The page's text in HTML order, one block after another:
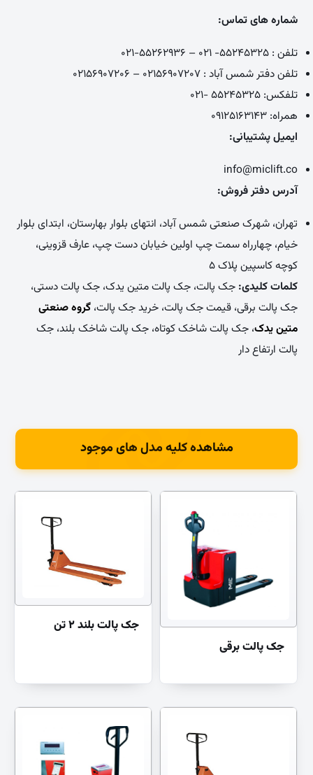
شماره های تماس:
تلفن : ۵۵۲۴۵۳۲۵- ۰۲۱ – ۵۵۲۶۲۹۳۶-۰۲۱
تلفن دفتر شمس آباد : ۰۲۱۵۶۹۰۷۲۰۷ – ۰۲۱۵۶۹۰۷۲۰۶
تلفکس: ۵۵۲۴۵۳۲۵ -۰۲۱
همراه: ۰۹۱۲۵۱۶۳۱۴۳
ایمیل پشتیبانی:
info@miclift.co
آدرس دفتر فروش:
تهران، شهرک صنعتی شمس آباد، انتهای بلوار بهارستان، ابتدای بلوار
خیام، چهارراه سمت چپ اولین خیابان دست چپ، عارف قزوینی،
کوچه کاسپین پلاک ۵
کلمات کلیدی: جک پالت، جک پالت متین یدک، جک پالت دستی،
جک پالت برقی، قیمت جک پالت، خرید جک پالت،گروه صنعتی
متین یدک، جک پالت شاخک کوتاه، جک پالت شاخک بلند، جک
پالت ارتفاع دار
مشاهده کلیه مدل های موجود
جک پالت برقی
جک پالت بلند ۲ تن